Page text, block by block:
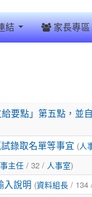
結 家長專區
要點」第五點，並
錄取名單等事宜 (人
主任/ 32 / 人事室)
入說明 (資料組長/ 134